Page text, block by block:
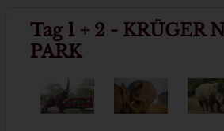
Tag 1 + 2 - KRÜGER
PARK